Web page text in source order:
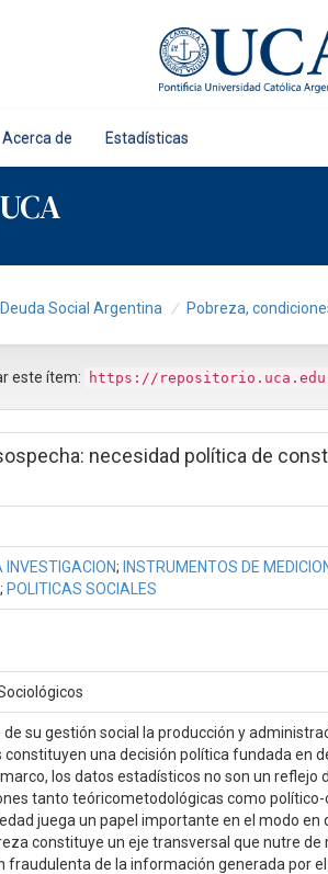
Acerca de Estadísticas
Social Argentina Pobreza,
este ítem: https://
necesidad política de
INVESTIGACION; INSTRUMENTOS DE
; POLITICAS SOCIALES
su gestión social la producción y
una decisión política fundada en
los datos estadísticos no son un reflejo
tanto teóricometodológicas como político-
juega un papel importante en el modo en
constituye un eje transversal que nutre
fraudulenta de la información generada por